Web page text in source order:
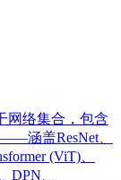
网络集合，包含
涵盖ResNet、
(ViT)、
DPN、